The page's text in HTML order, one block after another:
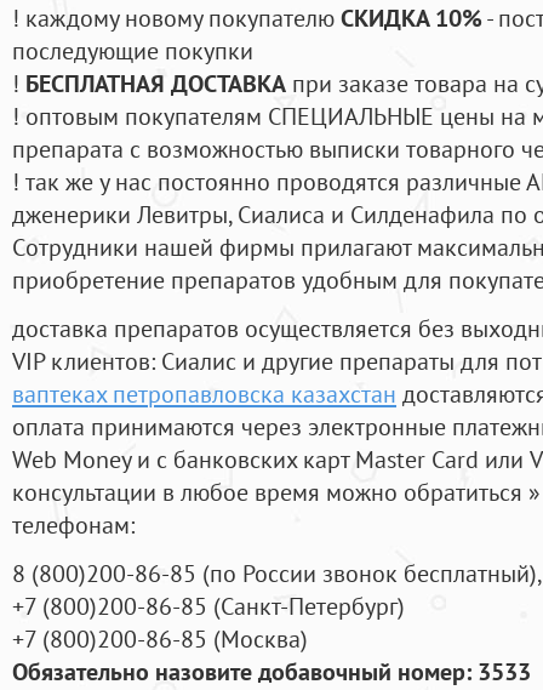
! каждому новому покупателюСКИДКА 10%-
последующие покупки
! БЕСПЛАТНАЯ ДОСТАВКА при заказе товара на
! оптовым покупателям СПЕЦИАЛЬНЫЕ цены на
препарата с возможностью выписки товарного
! так же у нас постоянно проводятся
дженерики Левитры, Сиалиса и Силденафила по
Cотрудники нашей фирмы прилагают
приобретение препаратов удобным для
доставка препаратов осуществляется без
VIP клиентов: Сиалис и другие препараты для
ваптеках петропавловска казахстан
оплата принимаются через электронные
Web Money и с банковских карт Master Card или
консультации в любое время можно обратиться
телефонам:
8 (800)200-86-85 (по России звонок бесплатный),
+7 (800)200-86-85 (Санкт-Петербург)
+7 (800)200-86-85 (Москва)
Обязательно назовите добавочный номер: 3533